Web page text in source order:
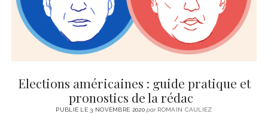
Elections américaines : guide pratique et
pronostics de la rédac
PUBLIÉ LE 3 NOVEMBRE 2020parROMAIN CAULIEZ